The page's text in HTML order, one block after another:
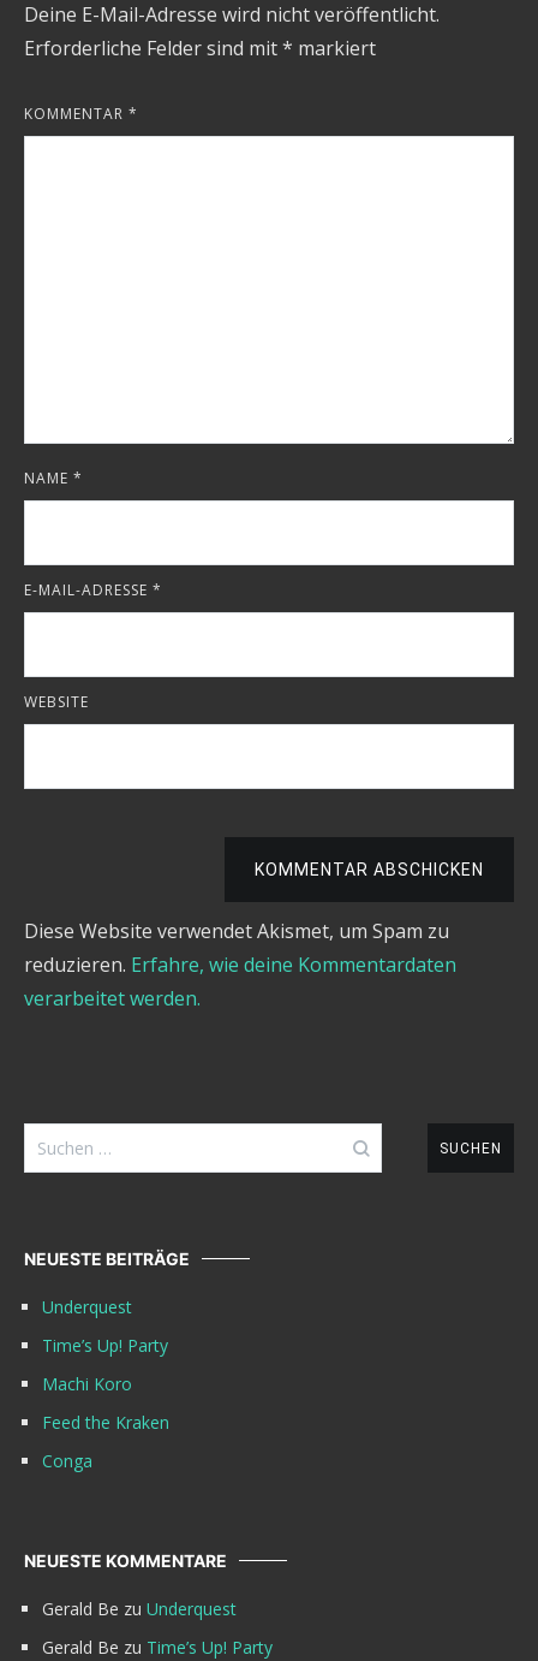
Deine E-Mail-Adresse wird nicht veröffentlicht.
Erforderliche Felder sind mit* markiert
KOMMENTAR *
NAME *
E-MAIL-ADRESSE *
WEBSITE
KOMMENTAR ABSCHICKEN
Diese Website verwendet Akismet, um Spam zu
reduzieren. Erfahre, wie deine Kommentardaten
verarbeitet werden.
Suchen
nach:
NEUESTE BEITRÄGE
Underquest
Time’s Up! Party
Machi Koro
Feed the Kraken
Conga
NEUESTE KOMMENTARE
Gerald Be zu Underquest
Gerald Be zu Time’s Up! Party